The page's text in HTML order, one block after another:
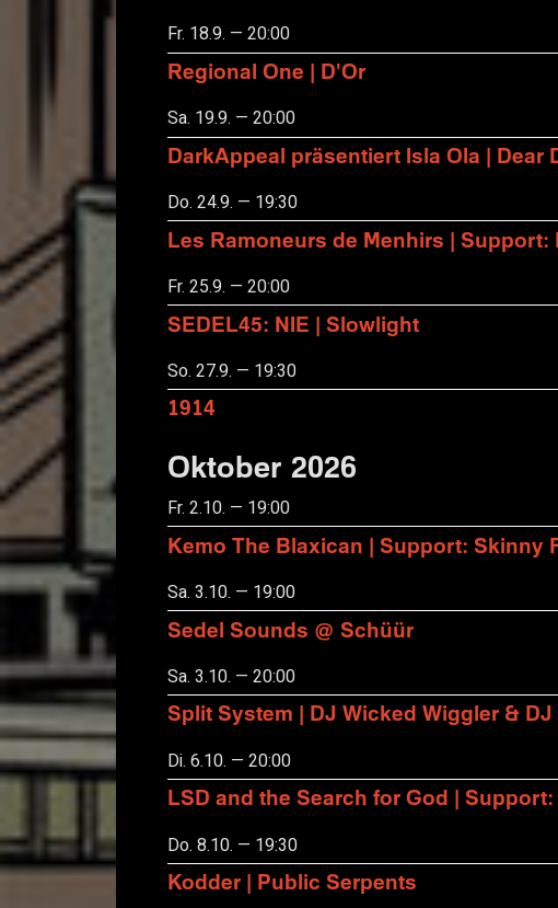
Fr. 18.9. — 20:00
Regional One | D'Or
Sa. 19.9. — 20:00
DarkAppeal präsentiert Isla Ola | Dear
Do. 24.9. — 19:30
Les Ramoneurs de Menhirs | Support:
Fr. 25.9. — 20:00
SEDEL45: NIE | Slowlight
So. 27.9. — 19:30
1914
Oktober 2026
Fr. 2.10. — 19:00
Kemo The Blaxican | Support: Skinny
Sa. 3.10. — 19:00
Sedel Sounds @ Schüür
Sa. 3.10. — 20:00
Split System | DJ Wicked Wiggler &
Di. 6.10. — 20:00
LSD and the Search for God |
Do. 8.10. — 19:30
Kodder | Public Serpents